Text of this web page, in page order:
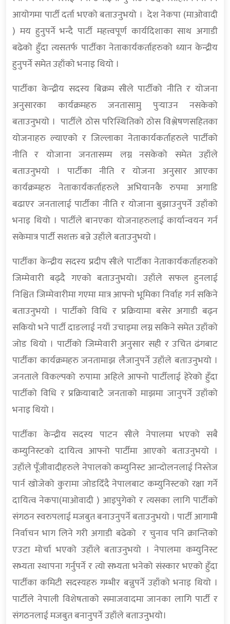
आयोगमा पार्टी दर्ता भएको बताउनुभयो । देश नेकपा (माओवादी
) मय हुनुपर्ने भन्दै पार्टी महत्त्वपूर्ण कार्यदिशाका साथ अगाडी
बढेको हुँदा त्यसतर्फ पार्टीका नेताकार्यकर्ताहरुको ध्यान केन्द्रीय
हुनुपर्ने समेत उहाँको भनाइ थियो ।
पार्टीका केन्द्रीय सदस्य बिक्रम सीले पार्टीको नीति र योजना
अनुसारका कार्यक्रमहरु जनतासामु पुर्‍याउन नसकेको
बताउनुभयो । पार्टीले ठोस परिस्थितिको ठोस विश्लेषणसहितका
योजनाहरु ल्याएको र जिल्लाका नेताकार्यकर्ताहरुले पार्टीको
नीति र योजाना जनतासम्म लग्न नसकेको समेत उहाँले
बताउनुभयो । पार्टीका नीति र योजना अनुसार आएका
कार्यक्रमहरु नेताकार्यकर्ताहरुले अभियानकै रुपमा अगाडि
बढाएर जनतालाई पार्टीका नीति र योजाना बुझाउनुपर्ने उहाँको
भनाइ थियो । पार्टीले बानएका योजनाहरुलाई कार्यान्वयन गर्न
सकेमात्र पार्टी सशक्त बन्ने उहाँले बताउनुभयो ।
पार्टीका केन्द्रीय सदस्य प्रदीप सीले पार्टीका नेताकार्यकर्ताहरुको
जिम्मेवारी बढ्दै गएको बताउनुभयो। उहाँले सफल हुनलाई
निश्चित जिम्मेवारीमा गएमा मात्र आफ्नो भूमिका निर्वाह गर्न सकिने
बताउनुभयो । पार्टीको विधि र प्रक्रियामा बसेर अगाडी बढ्न
सकियो भने पार्टी दाङलाई नयाँ उचाइमा लग्न सकिने समेत उहाँको
जोड थियो । पार्टीको जिम्मेवारी अनुसार सही र उचित ढंगबाट
पार्टीका कार्यक्रमहरु जनतामाझ लैजानुपर्ने उहाँले बताउनुभयो ।
जनताले विकल्पको रुपामा अहिले आफ्नो पार्टीलाई हेरेको हुँदा
पार्टीको विधि र प्रक्रियाबाटै जनताको माझमा जानुपर्ने उहाँको
भनाइ थियो ।
पार्टीका केन्द्रीय सदस्य पाटन सीले नेपालमा भएको सबै
कम्युनिस्टको दायित्व आफ्नो पार्टीमा आएको बताउनुभयो ।
उहाँले पूँजीवादीहरुले नेपालको कम्युनिस्ट आन्दोलनलाई निस्तेज
पार्न खोजेको कुरामा जोडदिँदै नेपालबाट कम्युनिस्टको रक्षा गर्ने
दायित्व नेकपा(माओवादी ) आइपुगेको र त्यसका लागि पार्टीको
संगठन स्वरुपलाई मजबुत बनाउनुपर्ने बताउनुभयो । पार्टी आगामी
निर्वाचन भाग लिने गरी अगाडी बढेको र चुनाव पनि क्रान्तिको
एउटा मोर्चा भएको उहाँले बताउनुभयो । नेपालमा कम्युनिस्ट
सभ्यता स्थापना गर्नुपर्ने र त्यो सभ्यता भनेको संस्कार भएको हुँदा
पार्टीका कमिटी सदस्यहरु गम्भीर बन्नुपर्ने उहाँको भनाइ थियो ।
पार्टीले नेपाली विशेषताको समाजवादमा जानका लागि पार्टी र
संगठनलाई मजबुत बनानुपर्ने उहाँले बताउनुभयो।